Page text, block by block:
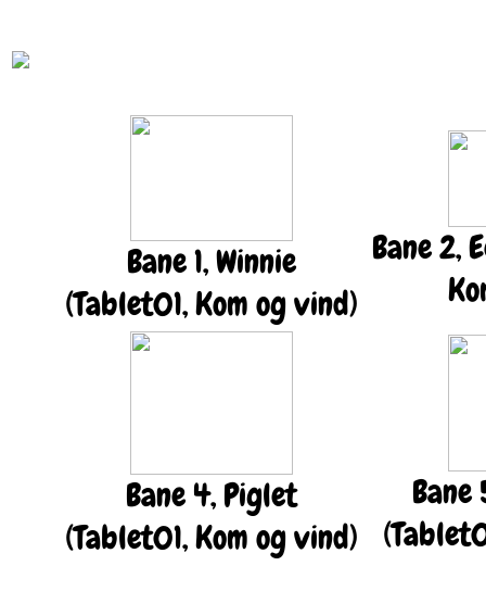
Bane 1, Winnie
(Tablet01, Kom og vind)
Bane 2,
Bane 4, Piglet
(Tablet01, Kom og vind)
Bane